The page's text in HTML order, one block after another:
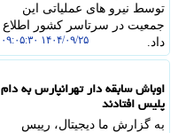
توسط نیرو های عملیاتی این
جمعیت در سرتاسر کشور اطلاع
داد.
۱۴۰۴/۰۹/۲۵ ۰۹:۰۵:۳۰
اوباش سابقه دار تهرانپارس به دام
پلیس افتادند
به گزارش ما دیجیتال، رییس